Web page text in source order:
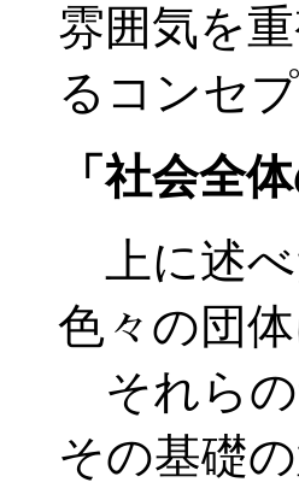
雰囲気を
るコンセ
「社会全
上に述べ
色々の団
それらの
その基礎